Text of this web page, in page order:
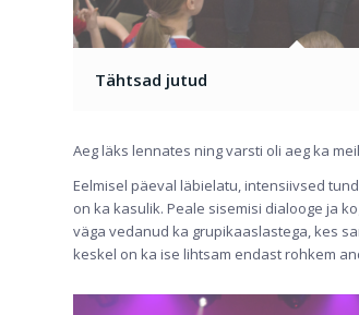
Tähtsad jutud
Aeg läks lennates ning varsti oli aeg ka
Eelmisel päeval läbielatu, intensiivsed
on ka kasulik. Peale sisemisi dialooge ja
väga vedanud ka grupikaaslastega, kes
keskel on ka ise lihtsam endast rohkem